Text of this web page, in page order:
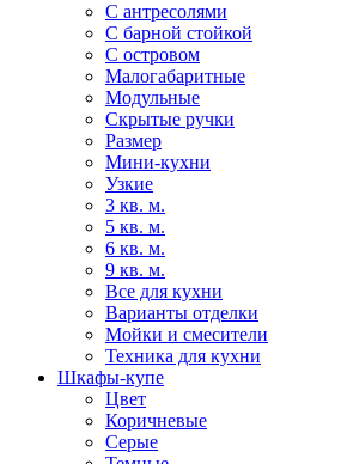
С антресолями
С барной стойкой
С островом
Малогабаритные
Модульные
Скрытые ручки
Размер
Мини-кухни
Узкие
3 кв. м.
5 кв. м.
6 кв. м.
9 кв. м.
Все для кухни
Варианты отделки
Мойки и смесители
Техника для кухни
Шкафы-купе
Цвет
Коричневые
Серые